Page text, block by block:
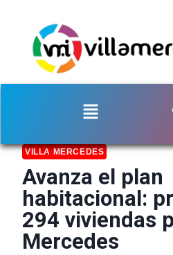
VILLA MERCEDES
Avanza el plan
habitacional:
294 viviendas
Mercedes